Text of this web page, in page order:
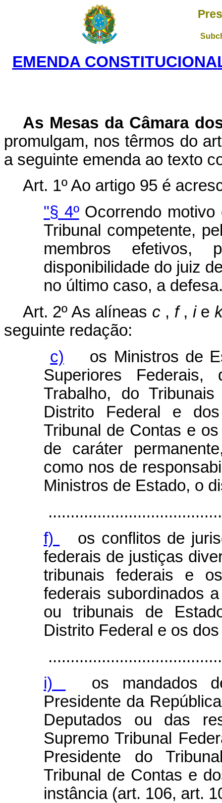
EMENDA
As Mesas da Câmara
promulgam, nos têrmos do
a seguinte emenda ao texto
Art. 1º Ao artigo 95 é
"§ 4ºOcorrendo motivo
Tribunal competente,
membros
disponibilidade do juiz
no último caso, a
Art. 2º As alíneas c , f, ie
seguinte redação:
c) os Ministros de
Superiores Federais,
Trabalho, do
Distrito Federal e
Tribunal de Contas e
de caráter
como nos de
Ministros de Estado, o
f)
os conflitos de
federais de justiças
tribunais federais e
federais subordinados
ou tribunais de
Distrito Federal e os
i)
os mandados
Presidente da
Deputados ou das
Supremo Tribunal
Presidente do
Tribunal de Contas e
instância (art. 106, art.